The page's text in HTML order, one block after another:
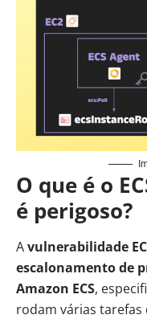
O que é o
é perigoso?
Avulnerabilidade
escalonamento de
Amazon ECS,
rodam várias tarefas